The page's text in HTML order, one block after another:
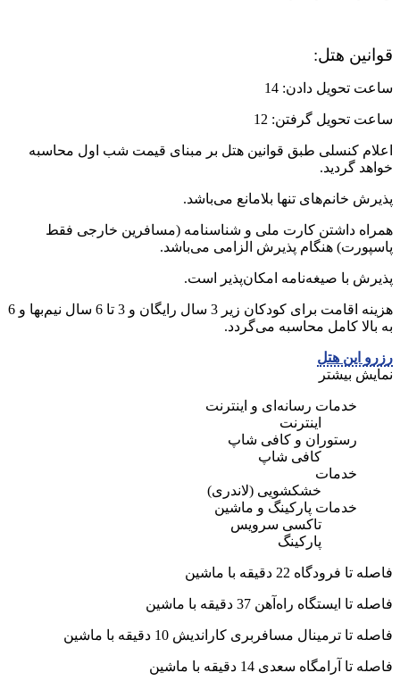
قوانین هتل:
ساعت تحویل دادن: 14
ساعت تحویل گرفتن: 12
اعلام کنسلی طبق قوانین هتل بر مبنای قیمت شب اول محاسبه
خواهد گردید.
پذیرش خانم‌های تنها بلا‌مانع می‌باشد.
همراه داشتن کارت ملی و شناسنامه (مسافرین خارجی فقط
پاسپورت) هنگام پذیرش الزامی می‌باشد.
پذیرش با صیغه‌نامه امکان‌پذیر است.
هزینه اقامت برای کودکان زیر 3 سال رایگان و 3 تا 6 سال نیم‌بها و 6
به بالا کامل محاسبه می‌گردد.
رزرو این هتل
نمایش بیشتر
خدمات رسانه‌ای و اینترنت
اینترنت
رستوران و کافی شاپ
کافی شاپ
خدمات
خشکشویی (لاندری)
خدمات پارکینگ و ماشین
تاکسی سرویس
پارکینگ
فاصله تا فرودگاه 22 دقیقه با ماشین
فاصله تا ایستگاه راه‌آهن 37 دقیقه با ماشین
فاصله تا ترمینال مسافربری کاراندیش 10 دقیقه با ماشین
فاصله تا آرامگاه سعدی 14 دقیقه با ماشین